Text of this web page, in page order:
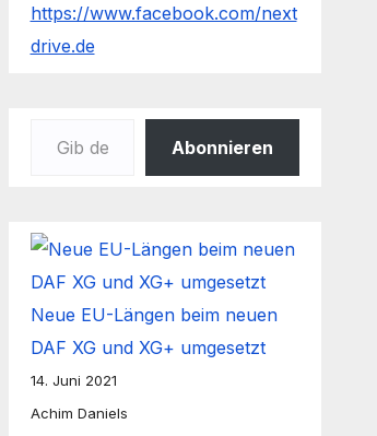
https://www.facebook.com/next
drive.de
Abonnieren
Neue EU-Längen beim neuen
DAF XG und XG+ umgesetzt
14. Juni 2021
Achim Daniels